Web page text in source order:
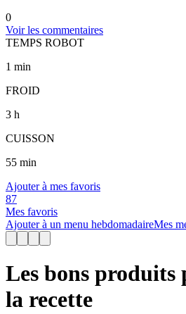
0
Voir les commentaires
TEMPS ROBOT
1 min
FROID
3 h
CUISSON
55 min
Ajouter à mes favoris
87
Mes favoris
Ajouter à un menu hebdomadaireMes
Les bons produits
la recette